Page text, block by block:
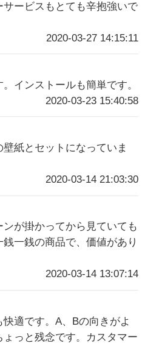
ービスもとても辛抱強いで
2020-03-27 14:15:11
インストールも簡単です。
2020-03-23 15:40:58
紙とセットになっていま
2020-03-14 21:03:30
が掛かってから見ていても
一銭の商品で、価値があり
2020-03-14 13:07:14
適です。A、Bの向きがよ
っと残念です。カスタマー